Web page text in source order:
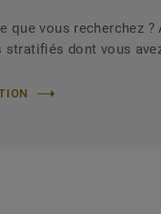
que vous recherchez
dont vous